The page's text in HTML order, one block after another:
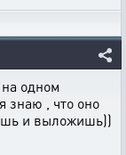
одном
знаю , что оно
и выложишь))